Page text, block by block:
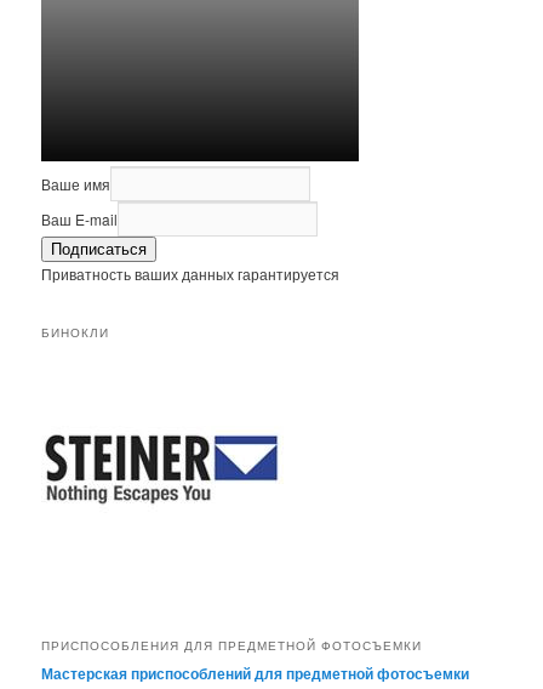
Ваше имя
Ваш E-mail
Подписаться
Приватность ваших данных гарантируется
БИНОКЛИ
ПРИСПОСОБЛЕНИЯ ДЛЯ ПРЕДМЕТНОЙ ФОТОСЪЕМКИ
Мастерская приспособлений для предметной фотосъемки